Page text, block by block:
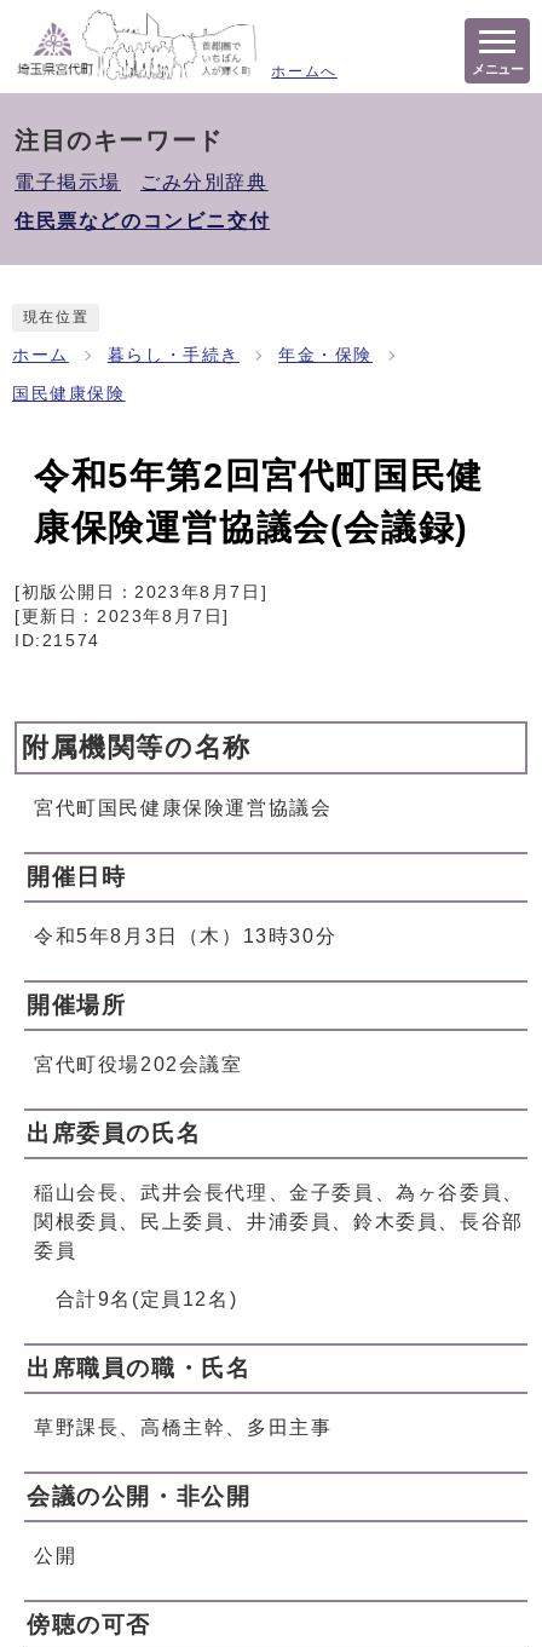
ホームへ メニュー
注目のキーワード
電子掲示場
ごみ分別辞典
住民票などのコンビニ交付
現在位置
ホーム 暮らし・手続き 年金・保険
国民健康保険
令和5年第2回宮代町国民健
康保険運営協議会(会議録)
[初版公開日：2023年8月7日 ]
[更新日： 2023年8月7日]
ID:21574
附属機関等の名称
宮代町国民健康保険運営協議会
開催日時
令和5年8月3日（木）13時30分
開催場所
宮代町役場202会議室
出席委員の氏名
稲山会長、武井会長代理、金子委員、為ヶ谷委員、
関根委員、民上委員、井浦委員、鈴木委員、長谷部
委員
合計9名(定員12名)
出席職員の職・氏名
草野課長、高橋主幹、多田主事
会議の公開・非公開
公開
傍聴の可否